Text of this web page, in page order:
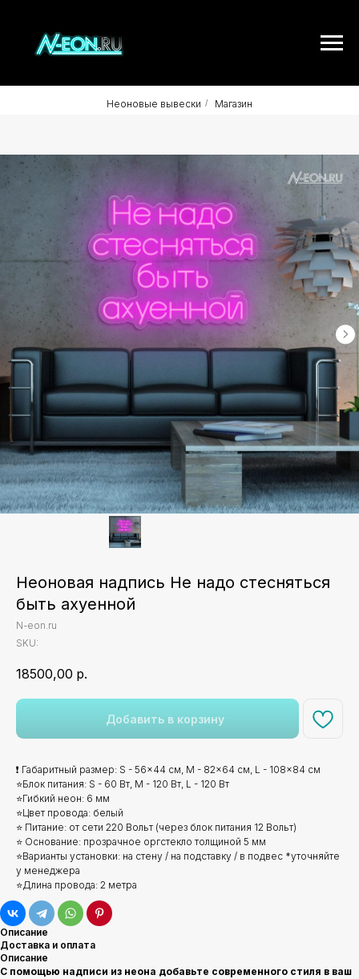
Неоновые вывески / Магазин
Неоновая надпись Не надо стесняться
быть ахуенной
N-eon.ru
SKU:
18500,00 р.
Добавить в корзину
❗ Габаритный размер: S - 56x44 см, M - 82x64 см, L - 108x84 см
⭐Блок питания: S - 60 Вт, M - 120 Вт, L - 120 Вт
⭐Гибкий неон: 6 мм
⭐Цвет провода: белый
⭐ Питание: от сети 220 Вольт (через блок питания 12 Вольт)
⭐ Основание: прозрачное оргстекло толщиной 5 мм
⭐Варианты установки: на стену / на подставку / в подвес *уточняйте
у менеджера
⭐Длина провода: 2 метра
Описание
Доставка и оплата
Описание
С помощью надписи из неона добавьте современного стиля в ваш